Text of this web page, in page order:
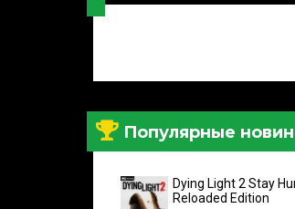
Популярные
Dying Light 2 Stay
Reloaded Edition